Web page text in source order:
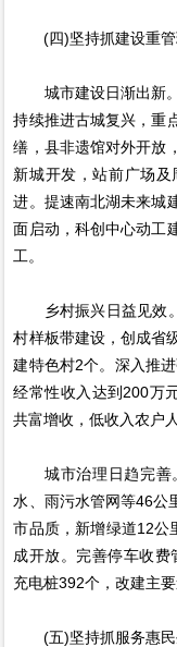
(四)坚持抓建设重管
城市建设日渐出新。
持续推进古城复兴，重
缮，县非遗馆对外开放
新城开发，站前广场
进。提速南北湖未来城
面启动，科创中心动工
工。
乡村振兴日益见效。
村样板带建设，创成省
建特色村2个。深入推
经常性收入达到200万
共富增收，低收入农户
城市治理日趋完善
水、雨污水管网等46公
市品质，新增绿道12公
成开放。完善停车收
充电桩392个，改建主
(五)坚持抓服务惠民